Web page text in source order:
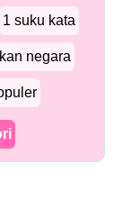
1 suku kata
negara